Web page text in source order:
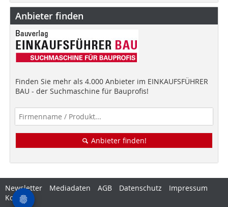
Anbieter finden
Finden Sie mehr als 4.000 Anbieter im EINKAUFSFÜHRER
BAU - der Suchmaschine für Bauprofis!
Anbieter finden!
Newsletter Mediadaten AGB Datenschutz
Impressum
Kontakt